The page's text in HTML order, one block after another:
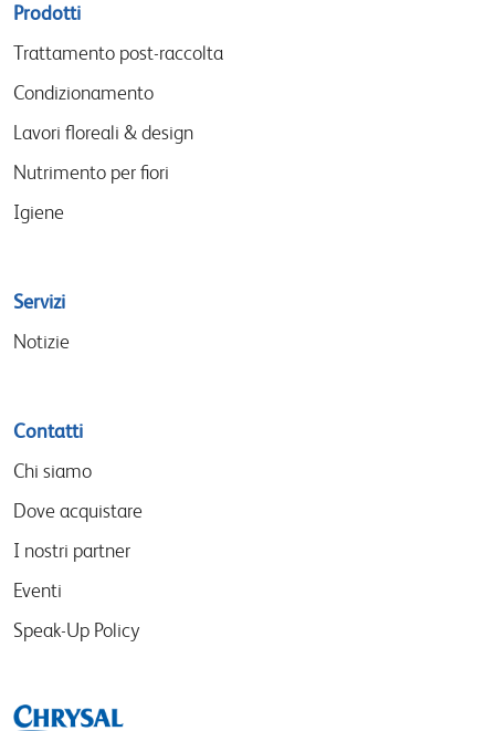
Sitemap
menu
Prodotti
Trattamento post-raccolta
Condizionamento
Lavori floreali & design
Nutrimento per fiori
Igiene
Servizi
Notizie
Contatti
Chi siamo
Dove acquistare
I nostri partner
Eventi
Speak-Up Policy